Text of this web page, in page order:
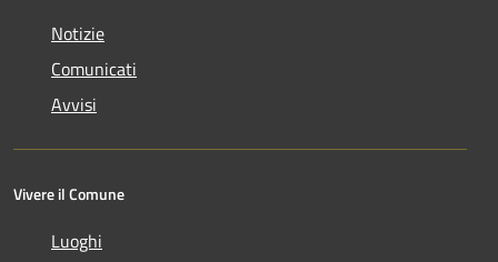
Notizie
Comunicati
Avvisi
Vivere il Comune
Luoghi